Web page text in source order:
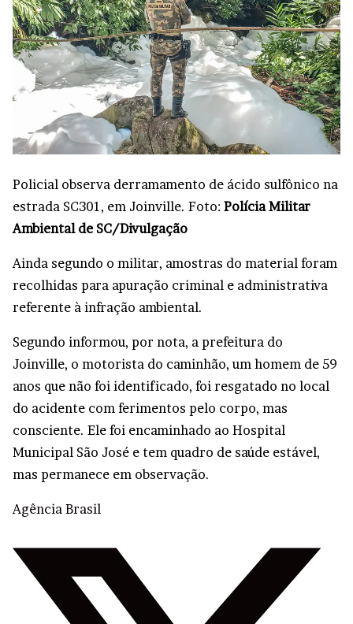
Policial observa derramamento de ácido sulfônico na
estrada SC301, em Joinville. Foto: Polícia Militar
Ambiental de SC/Divulgação
Ainda segundo o militar, amostras do material foram
recolhidas para apuração criminal e administrativa
referente à infração ambiental.
Segundo informou, por nota, a prefeitura do
Joinville, o motorista do caminhão, um homem de 59
anos que não foi identificado, foi resgatado no local
do acidente com ferimentos pelo corpo, mas
consciente. Ele foi encaminhado ao Hospital
Municipal São José e tem quadro de saúde estável,
mas permanece em observação.
Agência Brasil